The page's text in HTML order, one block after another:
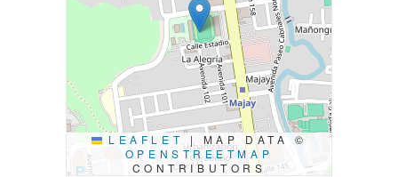
LEAFLET |
MAP DATA ©
OPENSTREETMAP
CONTRIBUTORS